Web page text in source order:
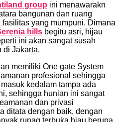
group ini menawarakn
bangunan dan ruang
yang mumpuni. Dimana
hills begitu asri, hijau
ini akan sangat susah
di Jakarta.
memiliki One gate System
profesional sehingga
kedalam tampa ada
sehingga hunian ini sangat
dan privasi
ditata dengan baik, dengan